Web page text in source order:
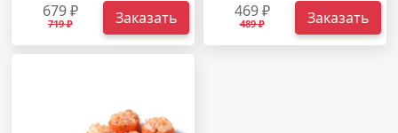
679 ₽
719 ₽ Заказать
469 ₽
489 ₽ Заказать